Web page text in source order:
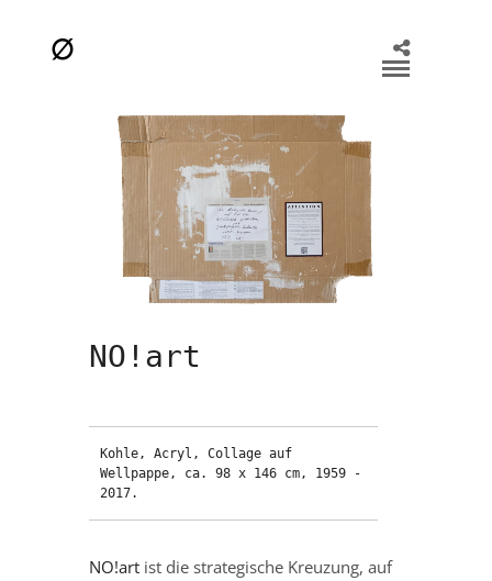
NO!art
Kohle, Acryl, Collage auf
Wellpappe, ca. 98 x 146 cm, 1959 -
2017.
NO!artist die strategische Kreuzung, auf